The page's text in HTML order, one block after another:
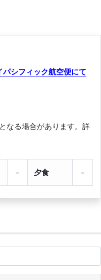
パシフィック航空便にて
なる場合があります。詳
－ 夕食 －